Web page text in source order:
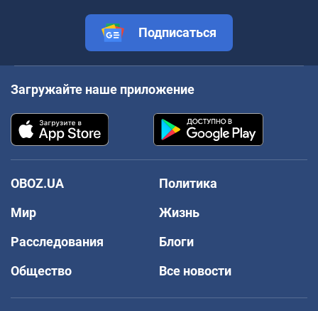
Подписаться
Загружайте наше приложение
OBOZ.UA
Политика
Мир
Жизнь
Расследования
Блоги
Общество
Все новости